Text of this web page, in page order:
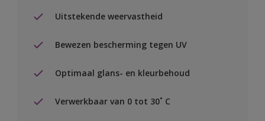
Uitstekende weervastheid
Bewezen bescherming tegen UV
Optimaal glans- en kleurbehoud
Verwerkbaar van 0 tot 30˚ C